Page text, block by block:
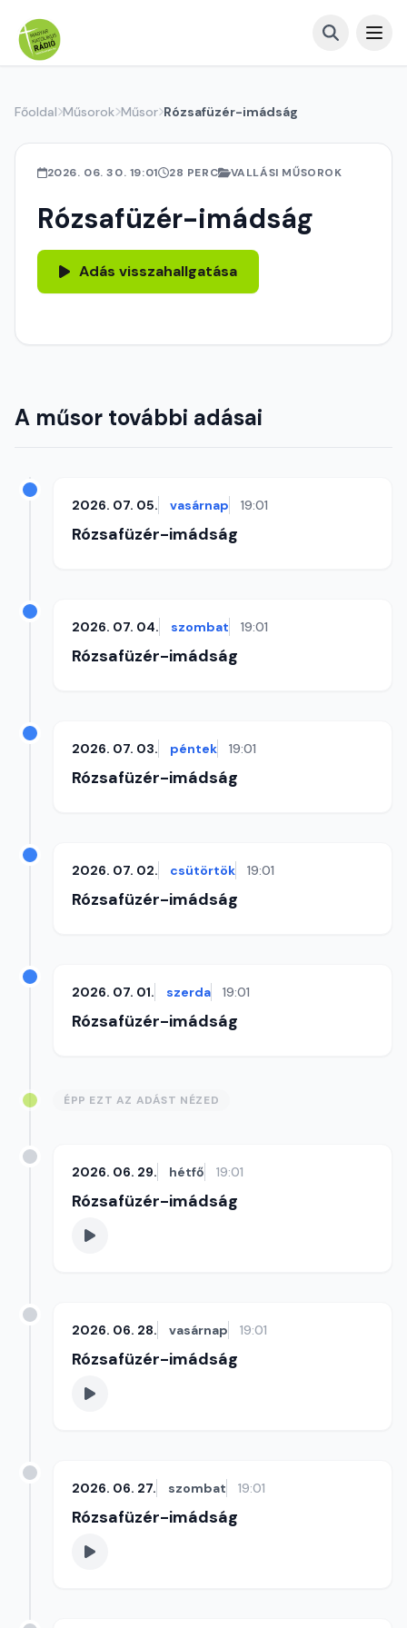
Főoldal Műsorok Műsor Rózsafüzér-imádság
2026. 06. 30. 19:01 28 PERC VALLÁSI MŰSOROK
Rózsafüzér-imádság
Adás visszahallgatása
A műsor további adásai
2026. 07. 05. vasárnap 19:01
Rózsafüzér-imádság
2026. 07. 04. szombat 19:01
Rózsafüzér-imádság
2026. 07. 03. péntek 19:01
Rózsafüzér-imádság
2026. 07. 02. csütörtök 19:01
Rózsafüzér-imádság
2026. 07. 01. szerda 19:01
Rózsafüzér-imádság
ÉPP EZT AZ ADÁST NÉZED
2026. 06. 29. hétfő 19:01
Rózsafüzér-imádság
2026. 06. 28. vasárnap 19:01
Rózsafüzér-imádság
2026. 06. 27. szombat 19:01
Rózsafüzér-imádság